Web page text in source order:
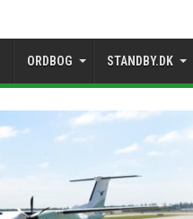
ORDBOG STANDBY.DK